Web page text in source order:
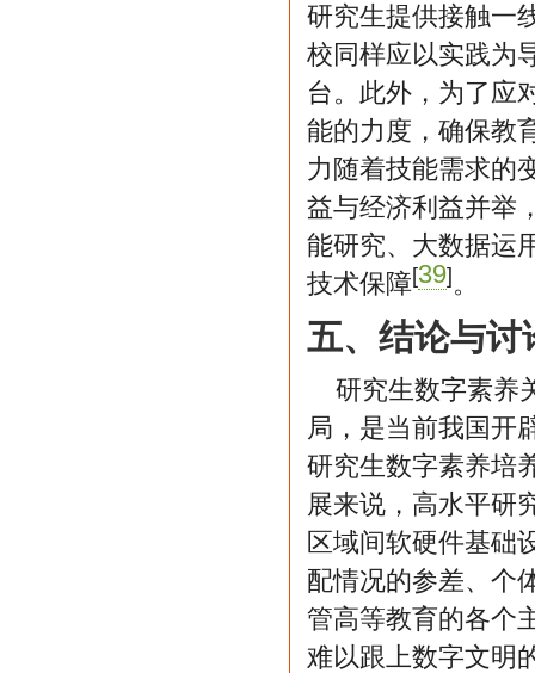
研究生提供接触一
校同样应以实践为
台。此外，为了应
能的力度，确保教
力随着技能需求的
益与经济利益并举
能研究、大数据运
技术保障[39]。
五、结论与讨
研究生数字素养
局，是当前我国开
研究生数字素养培
展来说，高水平研
区域间软硬件基础
配情况的参差、个
管高等教育的各个
难以跟上数字文明